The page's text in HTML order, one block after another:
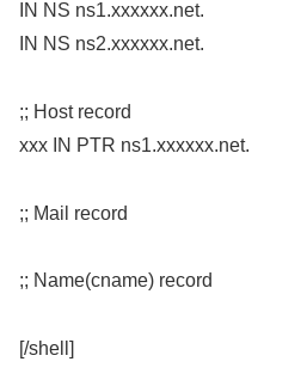
IN NS ns1.xxxxxx.net.
IN NS ns2.xxxxxx.net.
;; Host record
xxx IN PTR ns1.xxxxxx.net.
;; Mail record
;; Name(cname) record
[/shell]